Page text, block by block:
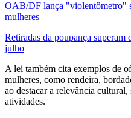
OAB/DF lança "violentômetro"
mulheres
Retiradas da poupança
julho
A lei também cita exemplos de
mulheres, como rendeira,
ao destacar a relevância cultural,
atividades.